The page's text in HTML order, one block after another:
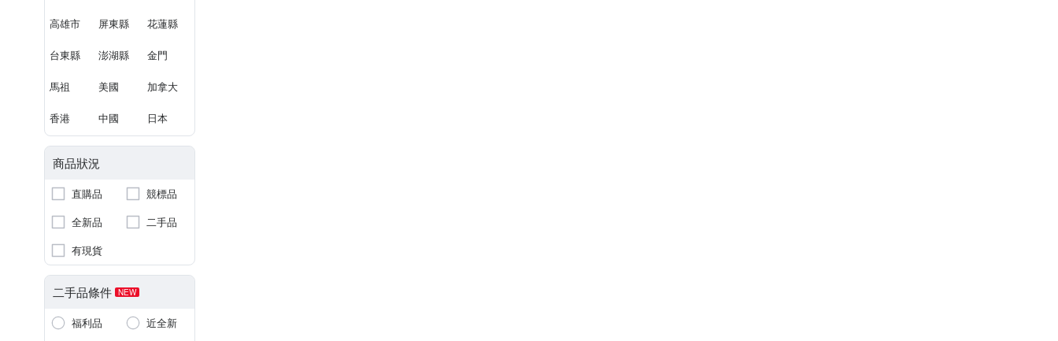
高雄市 屏東縣 花蓮縣
台東縣 澎湖縣 金門
馬祖 美國 加拿大
香港 中國 日本
商品狀況
直購品
競標品
全新品
二手品
有現貨
二手品條件 NEW
福利品
近全新